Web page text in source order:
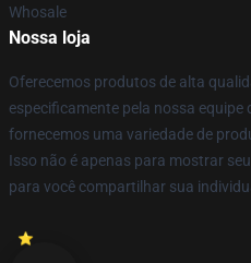
Whosale
Nossa loja
Oferecemos produtos de alta
especificamente pela nossa equipe
fornecemos uma variedade de
Isso não é apenas para mostrar
para você compartilhar sua